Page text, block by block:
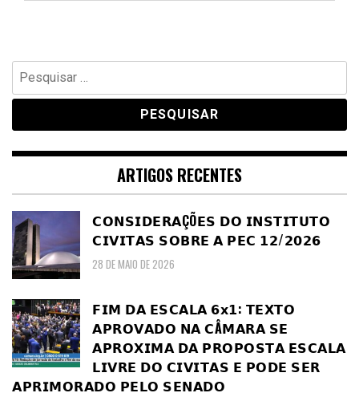
Pesquisar
por:
ARTIGOS RECENTES
𝗖𝗢𝗡𝗦𝗜𝗗𝗘𝗥𝗔ÇÕ𝗘𝗦 𝗗𝗢 𝗜𝗡𝗦𝗧𝗜𝗧𝗨𝗧𝗢
𝗖𝗜𝗩𝗜𝗧𝗔𝗦 𝗦𝗢𝗕𝗥𝗘 𝗔 𝗣𝗘𝗖 𝟭𝟮/𝟮𝟬𝟮𝟲
28 DE MAIO DE 2026
𝗙𝗜𝗠 𝗗𝗔 𝗘𝗦𝗖𝗔𝗟𝗔 𝟲𝘅𝟭: 𝗧𝗘𝗫𝗧𝗢
𝗔𝗣𝗥𝗢𝗩𝗔𝗗𝗢 𝗡𝗔 𝗖Â𝗠𝗔𝗥𝗔 𝗦𝗘
𝗔𝗣𝗥𝗢𝗫𝗜𝗠𝗔 𝗗𝗔 𝗣𝗥𝗢𝗣𝗢𝗦𝗧𝗔 𝗘𝗦𝗖𝗔𝗟𝗔
𝗟𝗜𝗩𝗥𝗘 𝗗𝗢 𝗖𝗜𝗩𝗜𝗧𝗔𝗦 𝗘 𝗣𝗢𝗗𝗘 𝗦𝗘𝗥
𝗔𝗣𝗥𝗜𝗠𝗢𝗥𝗔𝗗𝗢 𝗣𝗘𝗟𝗢 𝗦𝗘𝗡𝗔𝗗𝗢